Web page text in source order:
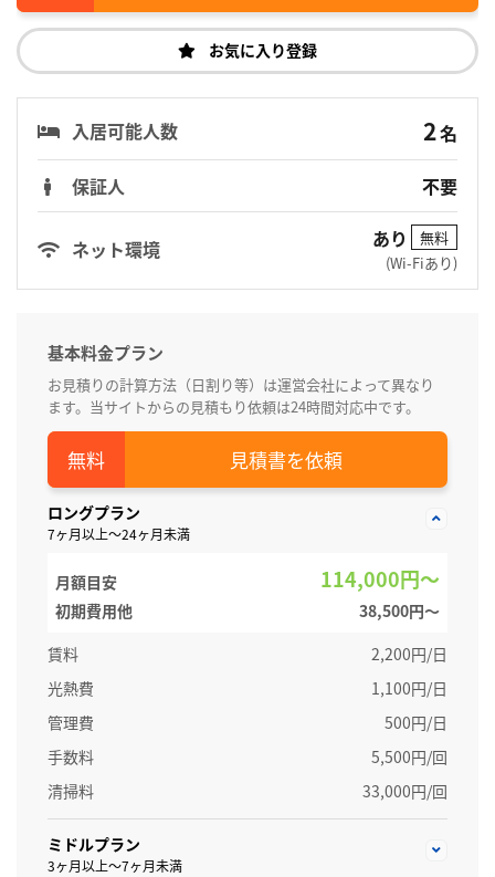
お気に入り登録
入居可能人数 2名
保証人
不要
ネット環境 あり
無料
(Wi-Fiあり)
基本料金プラン
お見積りの計算方法（日割り等）は運営会社によって異なり
ます。当サイトからの見積もり依頼は24時間対応中です。
見積書を依頼
ロングプラン
7ヶ月以上～24ヶ月未満
月額目安 114,000円～
初期費用他
38,500円〜
賃料
2,200円/日
光熱費
1,100円/日
管理費
500円/日
手数料
5,500円/回
清掃料
33,000円/回
ミドルプラン
3ヶ月以上～7ヶ月未満